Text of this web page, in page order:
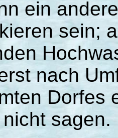
ein
sein;
nach
Dorfes
sagen.